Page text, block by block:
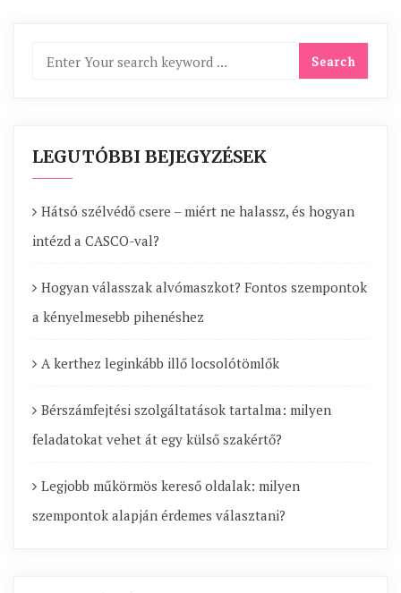
LEGUTÓBBI BEJEGYZÉSEK
Hátsó szélvédő csere – miért ne halassz, és hogyan
intézd a CASCO-val?
Hogyan válasszak alvómaszkot? Fontos szempontok
a kényelmesebb pihenéshez
A kerthez leginkább illő locsolótömlők
Bérszámfejtési szolgáltatások tartalma: milyen
feladatokat vehet át egy külső szakértő?
Legjobb műkörmös kereső oldalak: milyen
szempontok alapján érdemes választani?